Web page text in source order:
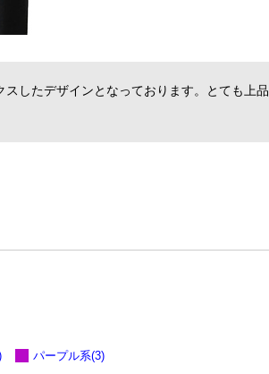
したデザインとなっております。とても上品
パープル系(3)